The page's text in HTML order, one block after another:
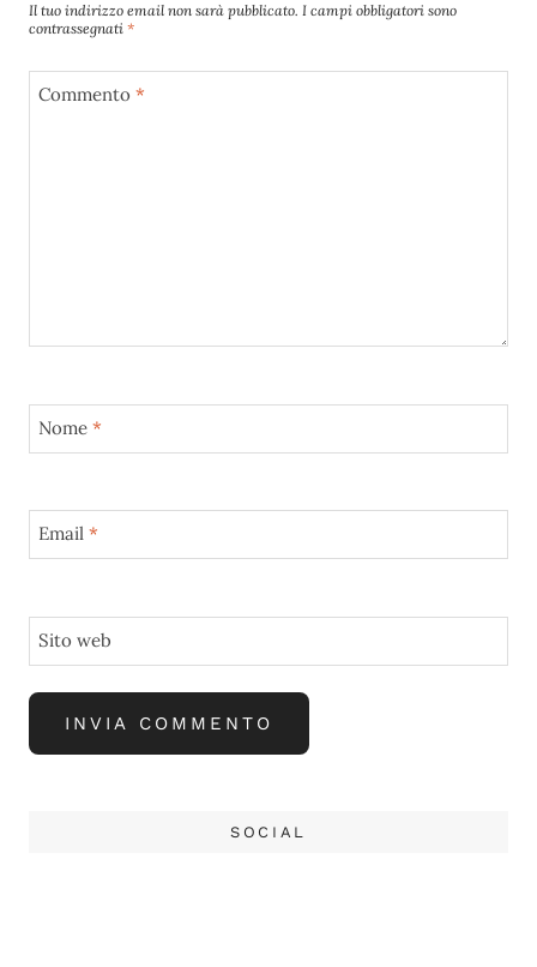
Il tuo indirizzo email non sarà pubblicato. I campi obbligatori sono
contrassegnati *
Commento *
Nome *
Email *
Sito web
SOCIAL